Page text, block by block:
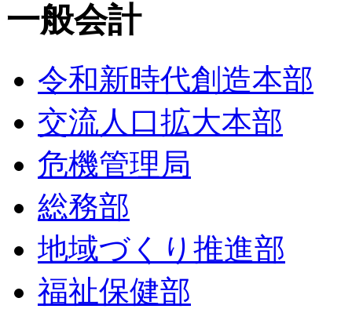
一般会計
令和新時代創造本部
交流人口拡大本部
危機管理局
総務部
地域づくり推進部
福祉保健部